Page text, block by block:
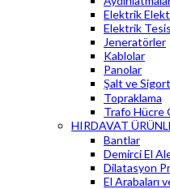
Elektrik
Elektrik
Jeneratörler
Kablolar
Panolar
Şalt ve
Topraklama
Trafo Hücre
HIRDAVAT
Bantlar
Demirci El
Dilatasyon
El Arabaları